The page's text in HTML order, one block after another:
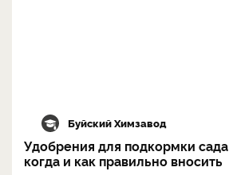
Буйский Химзавод
Удобрения для подкормки
когда и как правильно вносить